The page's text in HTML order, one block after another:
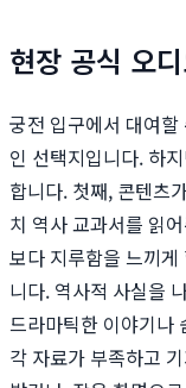
현장 공식 오
궁전 입구에서 대여할
인 선택지입니다. 하
합니다. 첫째, 콘텐츠
치 역사 교과서를 읽
보다 지루함을 느끼
니다. 역사적 사실을
드라마틱한 이야기나
각 자료가 부족하고